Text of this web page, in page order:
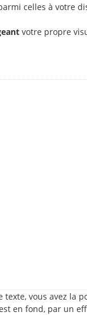
celles à votre
votre propre
vous avez la
en fond, par un